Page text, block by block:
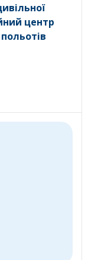
центр